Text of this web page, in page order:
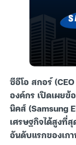
ซีอีโอ สกอร์
องค์กร เปิดเผยข้
นิคส์ (Samsung
เศรษฐกิจได้สูงที่
อันดับแรกของเก